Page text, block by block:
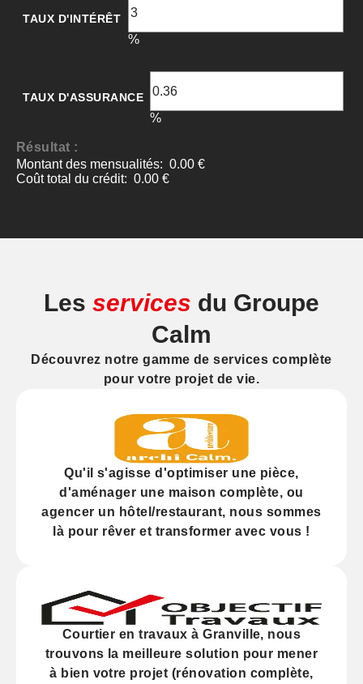
Les services du Groupe
Calm
Découvrez notre gamme de services complète
pour votre projet de vie.
Qu'il s'agisse d'optimiser une pièce,
d'aménager une maison complète, ou
agencer un hôtel/restaurant, nous sommes
là pour rêver et transformer avec vous !
Courtier en travaux à Granville, nous
trouvons la meilleure solution pour mener
à bien votre projet (rénovation complète,